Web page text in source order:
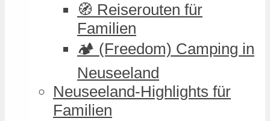
🧭 Reiserouten für
Familien
🏕️ (Freedom) Camping in
Neuseeland
Neuseeland-Highlights für
Familien